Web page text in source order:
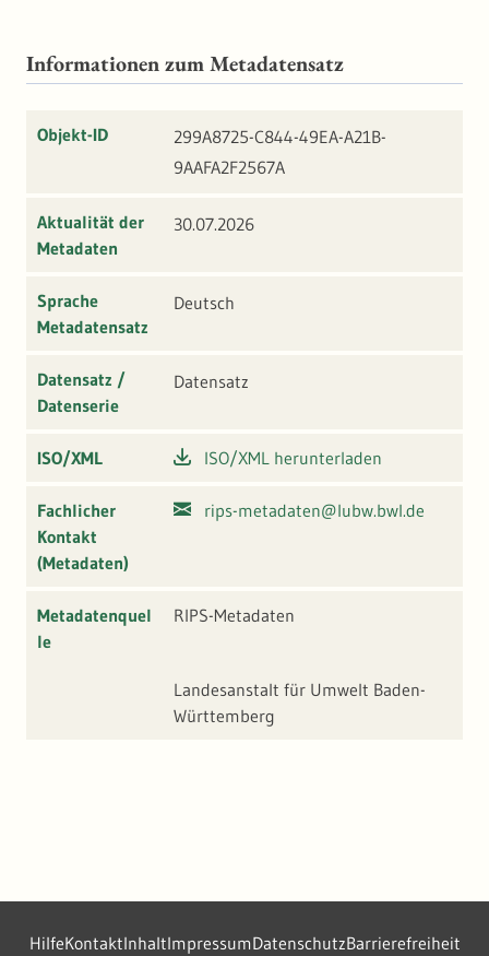
Informationen zum Metadatensatz
Objekt-ID
299A8725-C844-49EA-A21B-
9AAFA2F2567A
Aktualität der
Metadaten
30.07.2026
Sprache
Metadatensatz
Deutsch
Datensatz /
Datenserie
Datensatz
ISO/XML ISO/XML herunterladen
Fachlicher
Kontakt
(Metadaten)
rips-metadaten@lubw.bwl.de
Metadatenquel
le
RIPS-Metadaten
Landesanstalt für Umwelt Baden-
Württemberg
HilfeKontaktInhaltImpressumDatenschutzBarrierefreiheit